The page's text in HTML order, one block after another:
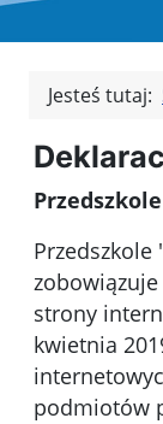
Jesteś tutaj:
strony
kwietnia
podmiotów